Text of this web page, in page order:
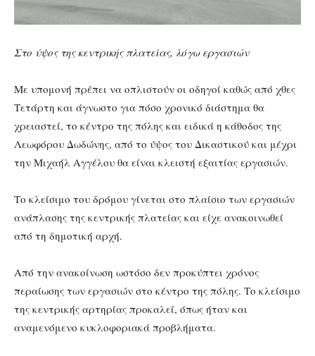
Στο ύψος της κεντρικής πλατείας, λόγω εργασιών
Με υπομονή πρέπει να οπλιστούν οι οδηγοί καθώς από χθες
Τετάρτη και άγνωστο για πόσο χρονικό διάστημα θα
χρειαστεί, το κέντρο της πόλης και ειδικά η κάθοδος της
Λεωφόρου Δωδώνης, από το ύψος του Δικαστικού και μέχρι
την Μιχαήλ Αγγέλου θα είναι κλειστή εξαιτίας εργασιών.
Το κλείσιμο του δρόμου γίνεται στο πλαίσιο των εργασιών
ανάπλασης της κεντρικής πλατείας και είχε ανακοινωθεί
από τη δημοτική αρχή.
Από την ανακοίνωση ωστόσο δεν προκύπτει χρόνος
περαίωσης των εργασιών στο κέντρο της πόλης. Το κλείσιμο
της κεντρικής αρτηρίας προκαλεί, όπως ήταν και
αναμενόμενο κυκλοφοριακά προβλήματα.